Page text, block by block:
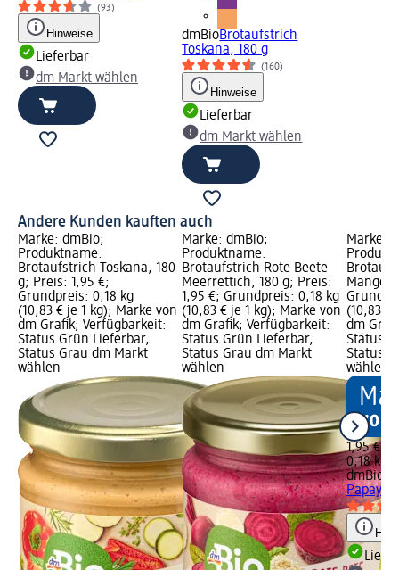
(93)
Hinweise
Lieferbar
dm Markt wählen
dmBioBrotaufstrich
Toskana, 180 g
(160)
Hinweise
Lieferbar
dm Markt wählen
Andere Kunden kauften auch
Marke: dmBio;
Produktname:
Brotaufstrich Toskana, 180
g; Preis: 1,95 €;
Grundpreis: 0,18 kg
(10,83 € je 1 kg); Marke von
dm Grafik; Verfügbarkeit:
Status Grün Lieferbar,
Status Grau dm Markt
wählen
Marke: dmBio;
Produktname:
Brotaufstrich Rote Beete
Meerrettich, 180 g; Preis:
1,95 €; Grundpreis: 0,18 kg
(10,83 € je 1 kg); Marke von
dm Grafik; Verfügbarkeit:
Status Grün Lieferbar,
Status Grau dm Markt
wählen
Marke:
Mango,
(10,83 €
dm
Status
Status
wählen
1,95 €
0,18 kg
dmBio
Papaya